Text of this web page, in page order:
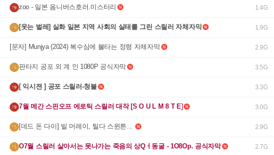
zoo - 일본 옴니버스호러.미스터리 1.4G
[웃는 벌레] 실화 일본 지역 사회의 실태를 그린 스릴러 자체자막 1.9G
[문자] Munjya (2024) 복수심에 불타는 정령 자체자막 2.9G
판타지 공포 외 계 인 1080P 공식자막 3.5G
[ 익시젼 ] 공포 스릴러-청불 3.3G
7월 메간 스핀오프 에로틱 스릴러 대작 [S O U L M 8 T E] 3.0G
2.9G
O7월 스릴러 살아서는 못나가는 죽음의 상Qㅓ동굴 - 1O8Op. 공식자막 2.7G